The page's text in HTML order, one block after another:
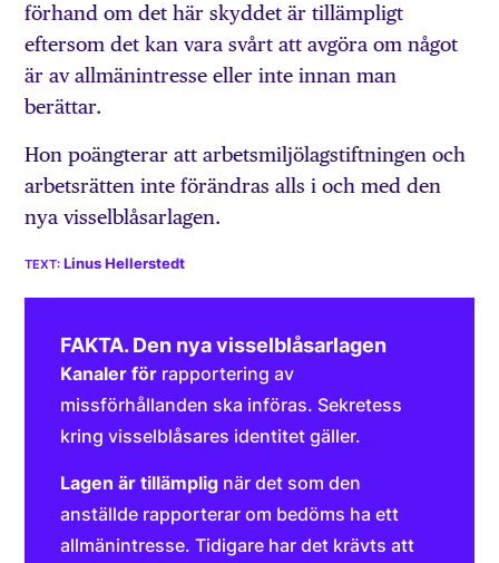
förhand om det här skyddet är tillämpligt
eftersom det kan vara svårt att avgöra om något
är av allmänintresse eller inte innan man
berättar.
Hon poängterar att arbetsmiljölagstiftningen och
arbetsrätten inte förändras alls i och med den
nya visselblåsarlagen.
Linus Hellerstedt
FAKTA. Den nya visselblåsarlagen
Kanaler för rapportering av
missförhållanden ska införas. Sekretess
kring visselblåsares identitet gäller.
Lagen är tillämplig när det som den
anställde rapporterar om bedöms ha ett
allmänintresse. Tidigare har det krävts att